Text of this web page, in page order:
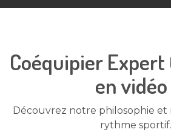
Coéquipier
en vidéo
Découvrez notre philosophie et
rythme sportif.